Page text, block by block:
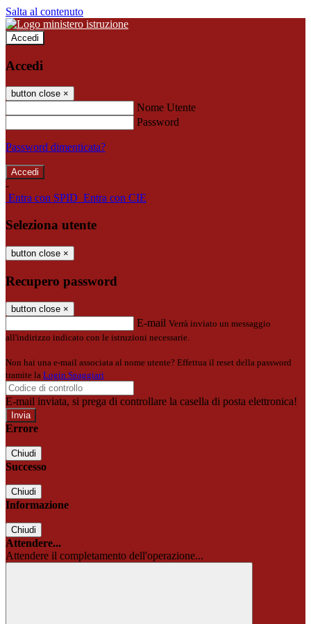
Salta al contenuto
Accedi
Accedi
button close ×
Nome Utente
Password
Password dimenticata?
-
Entra con SPID Entra con CIE
Seleziona utente
button close ×
Recupero password
button close ×
E-mail Verrà inviato un messaggio
all'indirizzo indicato con le istruzioni necessarie.
Non hai una e-mail associata al nome utente? Effettua il reset della password
tramite la Login Spaggiari
E-mail inviata, si prega di controllare la casella di posta elettronica!
Errore
Chiudi
Successo
Chiudi
Informazione
Chiudi
Attendere...
Attendere il completamento dell'operazione...